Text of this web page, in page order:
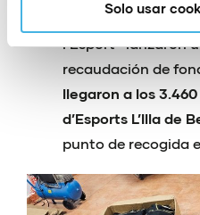
Solo usar
los más
l’Esport- lanzaron
recaudación de
llegaron a los
d’Esports L’Illa de
punto de recogida